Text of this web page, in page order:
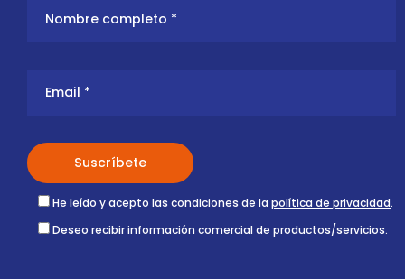
He leído y acepto las condiciones de la política de privacidad.
Deseo recibir información comercial de productos/servicios.